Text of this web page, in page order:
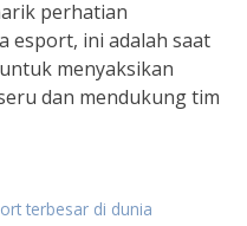
perhatian
esport, ini adalah saat
menyaksikan
dan mendukung tim
terbesar di dunia